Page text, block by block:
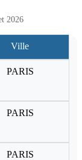
2026
Ville
PARIS
PARIS
PARIS